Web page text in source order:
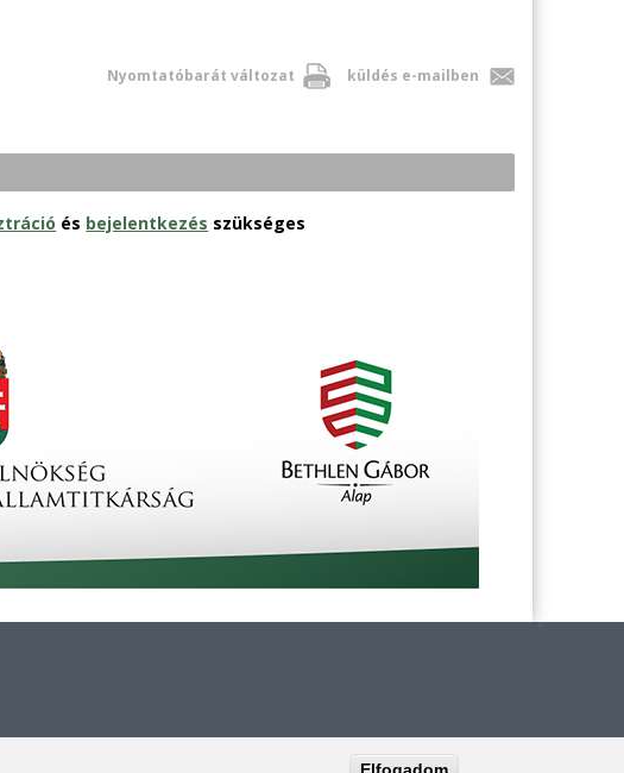
Nyomtatóbarát változat küldés e-mailben
és bejelentkezés szükséges